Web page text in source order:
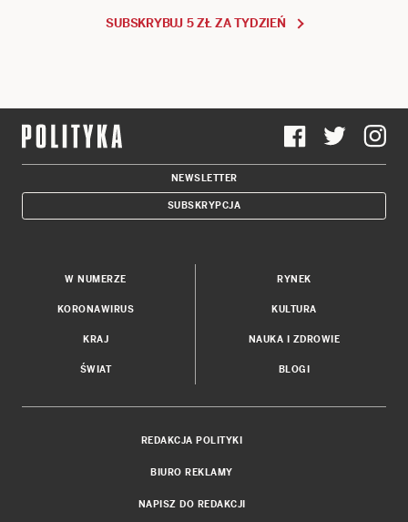
SUBSKRYBUJ 5 ZŁ ZA TYDZIEŃ
NEWSLETTER
SUBSKRYPCJA
W NUMERZE
KORONAWIRUS
KRAJ
ŚWIAT
RYNEK
KULTURA
NAUKA I ZDROWIE
BLOGI
REDAKCJA POLITYKI
BIURO REKLAMY
NAPISZ DO REDAKCJI